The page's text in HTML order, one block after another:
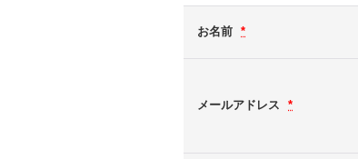
お名前 *
メールアドレス *